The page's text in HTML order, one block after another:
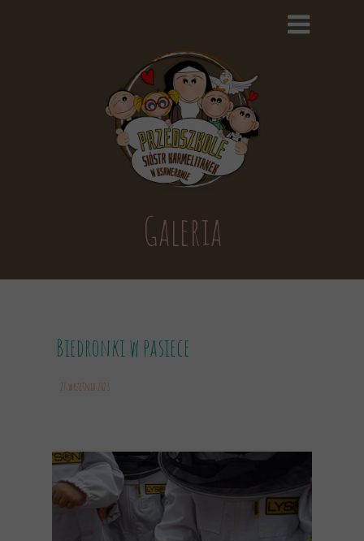
Galeria
Biedronki w pasiece
27 września 2023